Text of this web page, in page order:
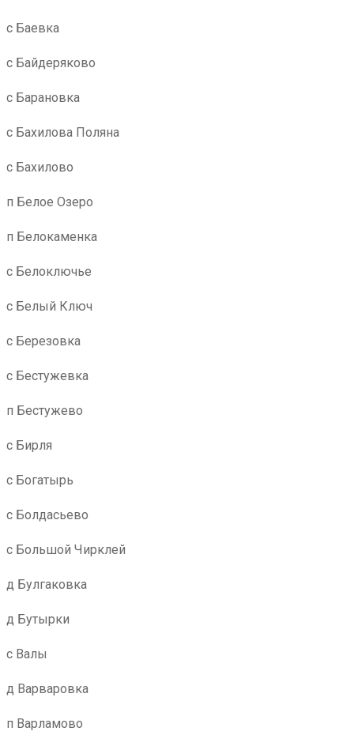
с Баевка
с Байдеряково
с Барановка
с Бахилова Поляна
с Бахилово
п Белое Озеро
п Белокаменка
с Белоключье
с Белый Ключ
с Березовка
с Бестужевка
п Бестужево
с Бирля
с Богатырь
с Болдасьево
с Большой Чирклей
д Булгаковка
д Бутырки
с Валы
д Варваровка
п Варламово